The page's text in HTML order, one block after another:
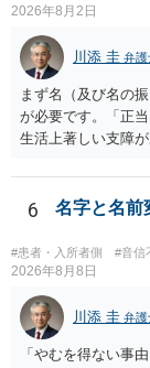
中に形成した財産
に、預貯金、不動
要です。また、子
「どのような形が
め、未就学のお子
ば、保育園等への
通院や予防接種へ
養育費については
2026年8月2日
川添 圭 弁護
まず名（及び名の
が必要です。「正
生活上著しい支障
きわめて重要にな
的裏付けがない場
されません）。 診
原因となった事実
その発生原因及び
こと、といった説
ょう。 ただし、も
称名を使用して、
を選択すれば、比
6 名字と名前
#患者・入所者側 #音信
2026年8月8日
川添 圭 弁護
「やむを得ない事